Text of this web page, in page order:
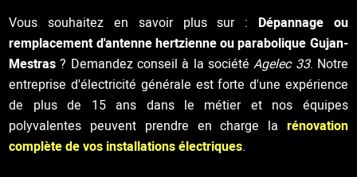
Vous souhaitez en savoir plus sur : Dépannage ou
remplacement d'antenne hertzienne ou parabolique Gujan-
Mestras ? Demandez conseil à la sociétéAgelec 33. Notre
entreprise d'électricité générale est forte d'une expérience
de plus de 15 ans dans le métier et nos équipes
polyvalentes peuvent prendre en charge la rénovation
complète de vos installations électriques.